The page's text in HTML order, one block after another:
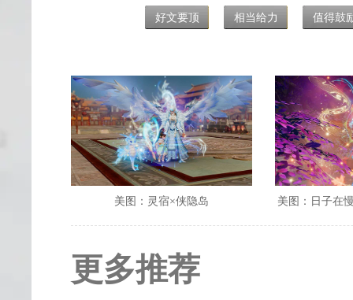
好文要顶 相当给力 值得鼓
美图：灵宿×侠隐岛 美图：日子在
更多推荐